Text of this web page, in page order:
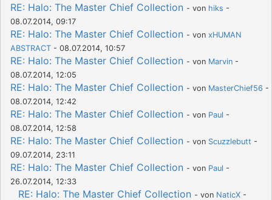
RE: Halo: The Master Chief Collection - von hiks -
08.07.2014, 09:17
RE: Halo: The Master Chief Collection - von xHUMAN
ABSTRACT - 08.07.2014, 10:57
RE: Halo: The Master Chief Collection - von Marvin -
08.07.2014, 12:05
RE: Halo: The Master Chief Collection - von MasterChief56 -
08.07.2014, 12:42
RE: Halo: The Master Chief Collection - von Paul -
08.07.2014, 12:58
RE: Halo: The Master Chief Collection - von Scuzzlebutt -
09.07.2014, 23:11
RE: Halo: The Master Chief Collection - von Paul -
26.07.2014, 12:33
RE: Halo: The Master Chief Collection - von NaticX -